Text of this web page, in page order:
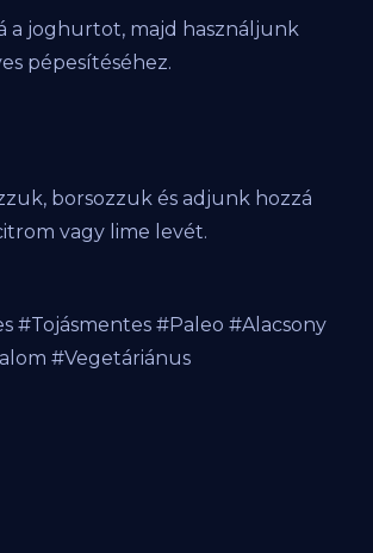
a joghurtot, majd használjunk
pépesítéséhez.
borsozzuk és adjunk hozzá
vagy lime levét.
#Tojásmentes #Paleo #Alacsony
#Vegetáriánus